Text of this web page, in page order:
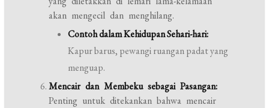
akan mengecil dan menghilang.
Contoh dalam Kehidupan Sehari-hari:
Kapur barus, pewangi ruangan padat yang
menguap.
Mencair dan Membeku sebagai Pasangan:
Penting untuk ditekankan bahwa mencair